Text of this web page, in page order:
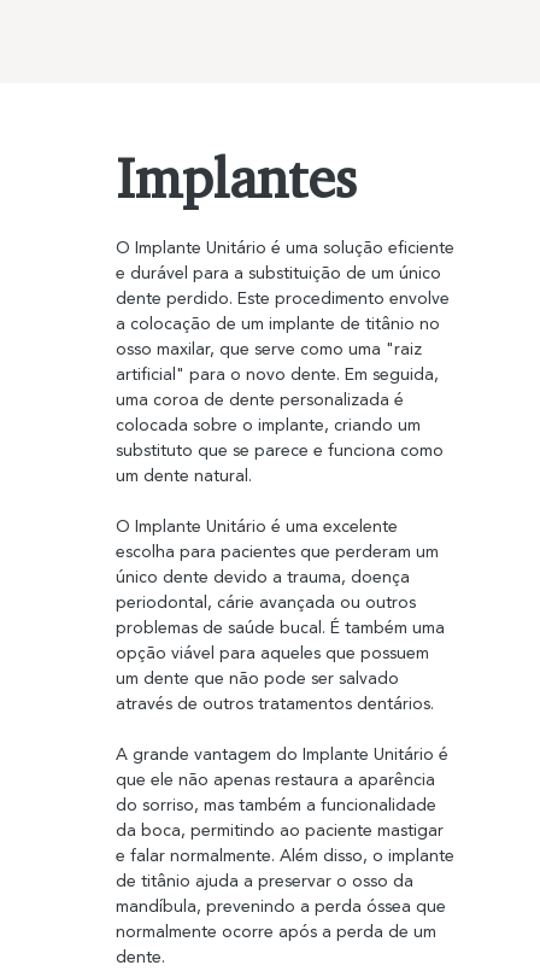
O Implante Unitário é uma solução eficiente
e durável para a substituição de um único
dente perdido. Este procedimento envolve
a colocação de um implante de titânio no
osso maxilar, que serve como uma "raiz
artificial" para o novo dente. Em seguida,
uma coroa de dente personalizada é
colocada sobre o implante, criando um
substituto que se parece e funciona como
um dente natural.
O Implante Unitário é uma excelente
escolha para pacientes que perderam um
único dente devido a trauma, doença
periodontal, cárie avançada ou outros
problemas de saúde bucal. É também uma
opção viável para aqueles que possuem
um dente que não pode ser salvado
através de outros tratamentos dentários.
A grande vantagem do Implante Unitário é
que ele não apenas restaura a aparência
do sorriso, mas também a funcionalidade
da boca, permitindo ao paciente mastigar
e falar normalmente. Além disso, o implante
de titânio ajuda a preservar o osso da
mandíbula, prevenindo a perda óssea que
normalmente ocorre após a perda de um
dente.
Implantes